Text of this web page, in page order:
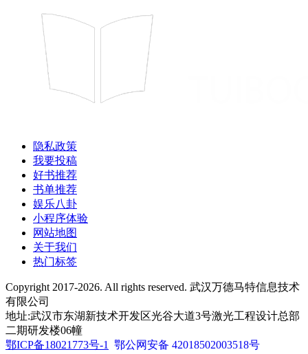
隐私政策
我要投稿
好书推荐
书单推荐
娱乐八卦
小程序体验
网站地图
关于我们
热门标签
Copyright 2017-2026. All rights reserved. 武汉万德马特信息技术
有限公司
地址:武汉市东湖新技术开发区光谷大道3号激光工程设计总部
二期研发楼06幢
鄂ICP备18021773号-1
鄂公网安备 42018502003518号